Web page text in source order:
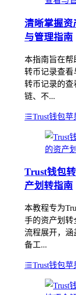
清晰掌握资
与管理指南
本指南旨在帮
转币记录查看
转币记录的查
链、不...
Trust钱包
Trust钱包
产划转指南
本教程专为
手的资产划转
流程展开，涵
备工...
Trust钱包